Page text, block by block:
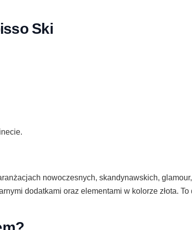
Ski
nowoczesnych, skandynawskich,
dodatkami oraz elementami w kolorze złota.